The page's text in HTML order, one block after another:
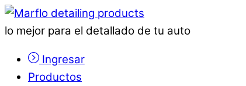
lo mejor para el detallado de tu auto
Ingresar
Productos